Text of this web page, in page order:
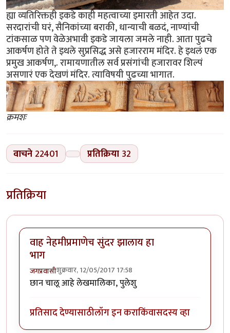
ह्या व्यतिरिक्तही इकडे काही महत्वाच्या इमारती आहेत उदा.
सरदारांची घरं, सैनिकांच्या बराकी, धान्याची बळदं, नाण्यांची
टांकसाळ पण वेळेअभावी इकडे जायला जमले नाही. आता पुढचे
आकर्षण होते ते इथले सुप्रसिद्ध असे हजारराम मंदिर. हे इथलं एक
प्रमुख आकर्षण,. रामायणातील सर्व प्रसंगांची हजारावर शिल्पं
असणारं एक देखणं मंदिर. त्याविषयी पुढच्या भागात.
क्रमशः
वाचने 22401 प्रतिक्रिया 32
प्रतिक्रिया
वाह नेहमीप्रमाणेच सुंदर झालाय हा
भाग
जगप्रवासीशुक्रवार, 12/05/2017 17:58
छान चालू आहे लेखमालिका, पुलेशु
प्रतिसाद देण्यासाठीलॉग इन कराकिंवासदस्य व्हा